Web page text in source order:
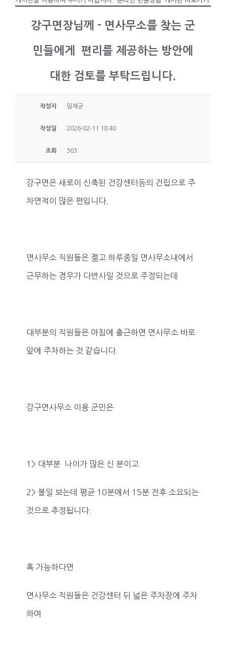
강구면장님께 - 면사무소를 찾는 군
민들에게 편리를 제공하는 방안에
대한 검토를 부탁드립니다.
작성자 임채군
작성일 2026-02-11 18:40
조회 363
강구면은 새로이 신축된 건강센터등의 건립으로 주
차면적이 많은 편입니다.
면사무소 직원들은 젊고 하루종일 면사무소내에서
근무하는 경우가 다반사일 것으로 주정되는데
대부분의 직원들은 아침에 출근하면 면사무소 바로
앞에 주차하는 것 같습니다.
강구면사무소 이용 군민은
1> 대부분 나이가 많은 신 분이고
2> 볼일 보는데 평균 10분에서 15분 전후 소요되는
것으로 추정됩니다.
혹 가능하다면
면사무소 직원들은 건강센터 뒤 넓은 주차장에 주차
하여